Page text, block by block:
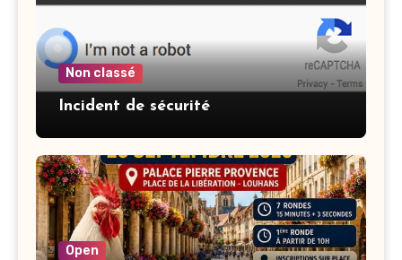
Non classé
Incident de sécurité
Open